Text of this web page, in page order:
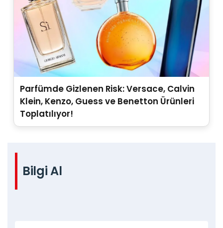
Parfümde Gizlenen Risk: Versace, Calvin
Klein, Kenzo, Guess ve Benetton Ürünleri
Toplatılıyor!
Bilgi Al